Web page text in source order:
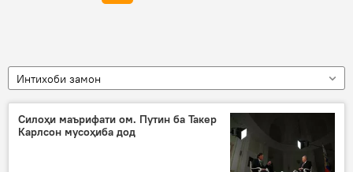
Интихоби замон
Силоҳи маърифати ом. Путин ба Такер
Карлсон мусоҳиба дод